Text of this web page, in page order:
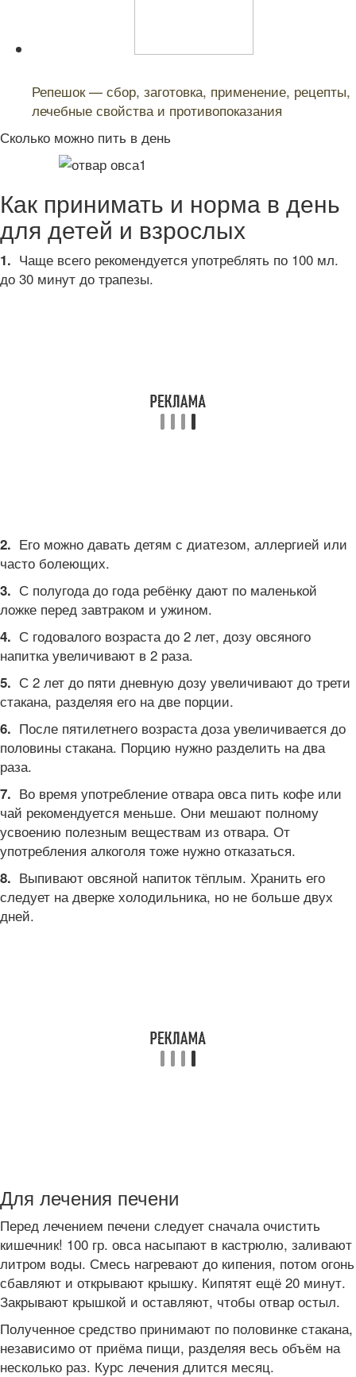
Репешок — сбор, заготовка, применение, рецепты,
лечебные свойства и противопоказания
Сколько можно пить в день
Как принимать и норма в день
для детей и взрослых
1. Чаще всего рекомендуется употреблять по 100 мл.
до 30 минут до трапезы.
2. Его можно давать детям с диатезом, аллергией или
часто болеющих.
3. С полугода до года ребёнку дают по маленькой
ложке перед завтраком и ужином.
4. С годовалого возраста до 2 лет, дозу овсяного
напитка увеличивают в 2 раза.
5. С 2 лет до пяти дневную дозу увеличивают до трети
стакана, разделяя его на две порции.
6. После пятилетнего возраста доза увеличивается до
половины стакана. Порцию нужно разделить на два
раза.
7. Во время употребление отвара овса пить кофе или
чай рекомендуется меньше. Они мешают полному
усвоению полезным веществам из отвара. От
употребления алкоголя тоже нужно отказаться.
8. Выпивают овсяной напиток тёплым. Хранить его
следует на дверке холодильника, но не больше двух
дней.
Для лечения печени
Перед лечением печени следует сначала очистить
кишечник! 100 гр. овса насыпают в кастрюлю, заливают
литром воды. Смесь нагревают до кипения, потом огонь
сбавляют и открывают крышку. Кипятят ещё 20 минут.
Закрывают крышкой и оставляют, чтобы отвар остыл.
Полученное средство принимают по половинке стакана,
независимо от приёма пищи, разделяя весь объём на
несколько раз. Курс лечения длится месяц.